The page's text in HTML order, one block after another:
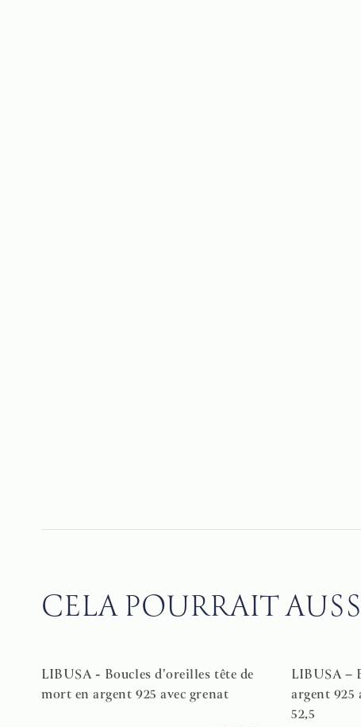
CELA POURRAIT
LIBUSA - Boucles d'oreilles tête de
mort en argent 925 avec grenat
LIBUSA –
argent 925
52,5